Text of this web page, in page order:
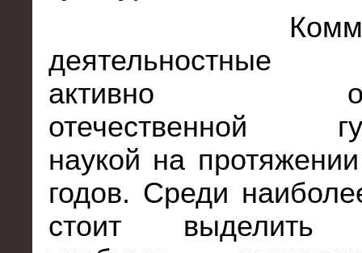
деятельностные
активно
отечественной
наукой на
годов. Среди
стоит выделить